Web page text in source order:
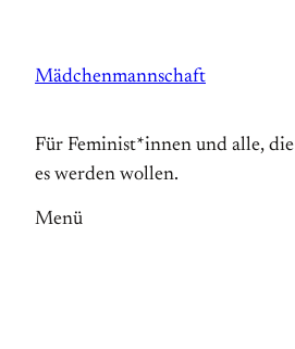
springen
Mädchenmannschaft
Für Feminist*innen und alle, die
es werden wollen.
Menü